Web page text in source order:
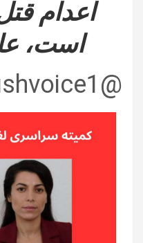
اعدام
است،
@Blackfishvoice1